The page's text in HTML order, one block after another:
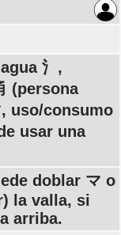
氵,
(persona
uso/consumo
usar una
doblar マ o
la valla, si
arriba.